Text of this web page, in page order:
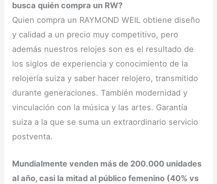
busca quién compra un RW?
Quien compra un RAYMOND WEIL obtiene diseño
y calidad a un precio muy competitivo, pero
además nuestros relojes son es el resultado de
los siglos de experiencia y conocimiento de la
relojería suiza y saber hacer relojero, transmitido
durante generaciones. También modernidad y
vinculación con la música y las artes. Garantía
suiza a la que se suma un extraordinario servicio
postventa.
Mundialmente venden más de 200.000 unidades
al año, casi la mitad al público femenino (40% vs